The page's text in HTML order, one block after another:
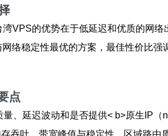
VPS的优势在于低延迟和优质的网络
络稳定性最优的方案，最佳性价比
点
、延迟波动和是否提供< b>原生IP
吞吐、带宽峰值与稳定性、区域路由